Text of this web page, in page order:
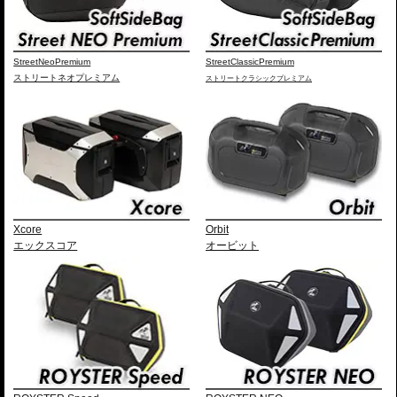
日常を快適にする高い機能性
ヘルメットや日常の荷物をしっかりと収納できる大容量でありながら、使い
勝手にも妥協はありません。
また、持ち運びに便利なキャリーハンドルをケース両側に配置。
さらに、ケース内にはフロアマットを標準装備し、収納した荷物をケース底
車種別専用キャリアによる確実な取付
車種別専用設計のリアキャリア「スマートラック」をケースホルダーとして
採用。 シンプルでスマートな設計にこだわり、確実な取付が可能です。車体
デザインとの一体感にも優れ、マシンのイメージも損ないません。
製品仕様
サイズ : 30 × 44 × 37cm
重量 : 約3.7kg
豊富なオプションでより使いやすく機能的に
バックレスト
リッドキャリア インナーバッグなどの専用オプションをラ
インナップ。
ツーリングスタイルや使用シーンに応じて、さらに快適で機能的な仕様へア
ップグレードできます。
StreetNeoPremium
ストリートネオプレミアム
StreetClassicPremium
ストリートクラシックプレミアム
Xcore
エックスコア
Orbit
オービット